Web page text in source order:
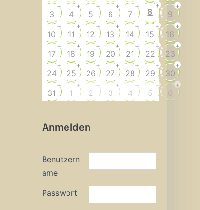
3
+
4
+
5
+
6
+
7
+
8
+
9
+
10
+
11
+
12
+
13
+
14
+
15
+
16
+
17
+
18
+
19
+
20
+
21
+
22
+
23
+
24
+
25
+
26
+
27
+
28
+
29
+
30
+
31
+
1
+
2
+
3
+
4
+
5
+
6
+
Anmelden
Benutzern
ame
Passwort